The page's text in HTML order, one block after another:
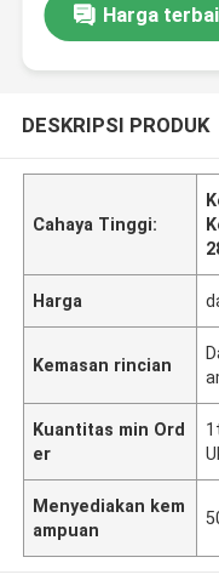
Harga
DESKRIPSI PRODUK
Cahaya Tinggi:
Harga
Kemasan rincian
Kuantitas min Ord
er
Menyediakan kem
ampuan